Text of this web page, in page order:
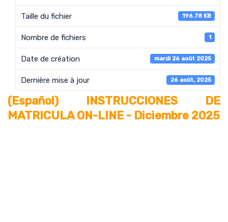
Taille du fichier 196.78 KB
Nombre de fichiers 1
Date de création mardi 26 août 2025
Dernière mise à jour 26 août, 2025
(Español) INSTRUCCIONES DE
MATRICULA ON-LINE - Diciembre 2025